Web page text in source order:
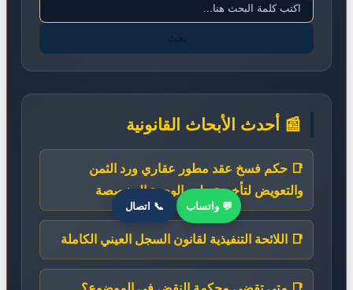
بحث
📰 أحدث الأبحاث القانونية
📑 حكم فسخ عقد مطور عقاري ورد الثمن
والتعويض لتأخير تسليم الوحدة المخصصة
📑 اللائحة التنفيذية لقانون السجل العيني الكاملة
💬 واتساب 📞 اتصال